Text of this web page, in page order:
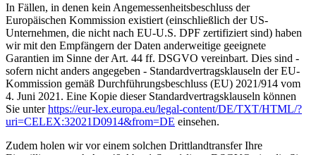
In Fällen, in denen kein Angemessenheitsbeschluss der
Europäischen Kommission existiert (einschließlich der US-
Unternehmen, die nicht nach EU-U.S. DPF zertifiziert sind) haben
wir mit den Empfängern der Daten anderweitige geeignete
Garantien im Sinne der Art. 44 ff. DSGVO vereinbart. Dies sind -
sofern nicht anders angegeben - Standardvertragsklauseln der EU-
Kommission gemäß Durchführungsbeschluss (EU) 2021/914 vom
4. Juni 2021. Eine Kopie dieser Standardvertragsklauseln können
Sie unterhttps://eur-lex.europa.eu/legal-content/DE/TXT/HTML/?
uri=CELEX:32021D0914&from=DE einsehen.
Zudem holen wir vor einem solchen Drittlandtransfer Ihre